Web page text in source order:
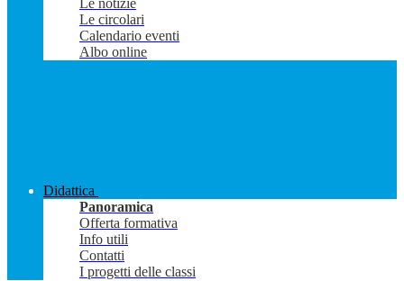
Le notizie
Le circolari
Calendario eventi
Albo online
Didattica
Panoramica
Offerta formativa
Info utili
Contatti
I progetti delle classi